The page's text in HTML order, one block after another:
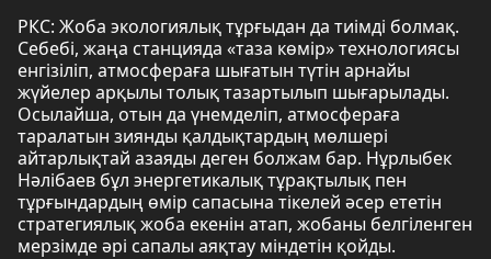
РКС: Жоба экологиялық тұрғыдан да тиімді болмақ.
Себебі, жаңа станцияда «таза көмір» технологиясы
енгізіліп, атмосфераға шығатын түтін арнайы
жүйелер арқылы толық тазартылып шығарылады.
Осылайша, отын да үнемделіп, атмосфераға
таралатын зиянды қалдықтардың мөлшері
айтарлықтай азаяды деген болжам бар. Нұрлыбек
Нәлібаев бұл энергетикалық тұрақтылық пен
тұрғындардың өмір сапасына тікелей әсер ететін
стратегиялық жоба екенін атап, жобаны белгіленген
мерзімде әрі сапалы аяқтау міндетін қойды.